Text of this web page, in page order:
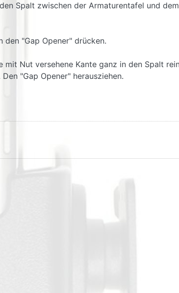
Spalt zwischen der Armaturentafel und
den "Gap Opener" drücken.
Nut versehene Kante ganz in den Spalt
"Gap Opener" herausziehen.